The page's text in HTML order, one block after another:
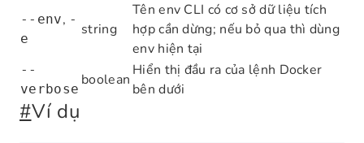
--env, -
e
string
Tên env CLI có cơ sở dữ liệu tích
hợp cần dừng; nếu bỏ qua thì dùng
env hiện tại
--
verbose
boolean
Hiển thị đầu ra của lệnh Docker
bên dưới
#Ví dụ